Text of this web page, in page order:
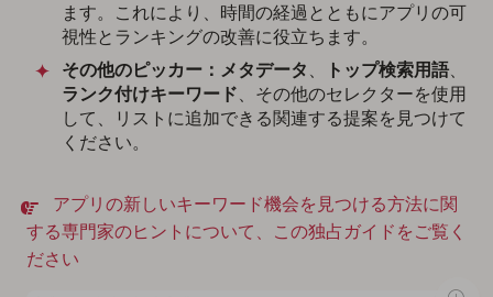
ます。これにより、時間の経過とともにアプリの可
視性とランキングの改善に役立ちます。
その他のピッカー： メタデータ トップ検索用語
ランク付けキーワード 、その他のセレクターを使用
して、リストに追加できる関連する提案を見つけて
ください。
アプリの新しいキーワード機会を見つける方法に関
する専門家のヒントについて、この独占ガイドをご覧く
ださい